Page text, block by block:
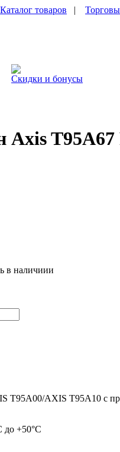
Каталог товаров |
Скидки и бонусы
T95A67
в наличиии
T95A00/AXIS T95A10 с
до +50°C